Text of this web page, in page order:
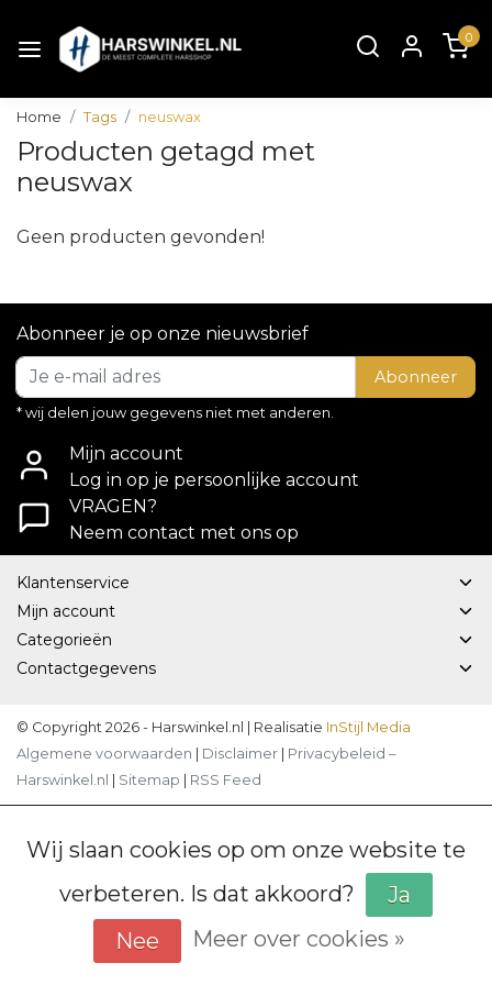
0
Home Tags neuswax
Producten getagd met
neuswax
Geen producten gevonden!
Abonneer je op onze nieuwsbrief
Abonneer
* wij delen jouw gegevens niet met anderen.
Mijn account
Log in op je persoonlijke account
VRAGEN?
Neem contact met ons op
Klantenservice
Mijn account
Categorieën
Contactgegevens
© Copyright 2026 - Harswinkel.nl | Realisatie InStijl Media
Algemene voorwaarden
Disclaimer
Privacybeleid –
Harswinkel.nl
Sitemap RSS Feed
Wij slaan cookies op om onze website te
verbeteren. Is dat akkoord?
Ja
Nee
Meer over cookies »